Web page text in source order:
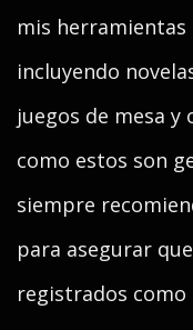
mis
incluyendo
juegos de mesa
como estos son
siempre
para asegurar
registrados